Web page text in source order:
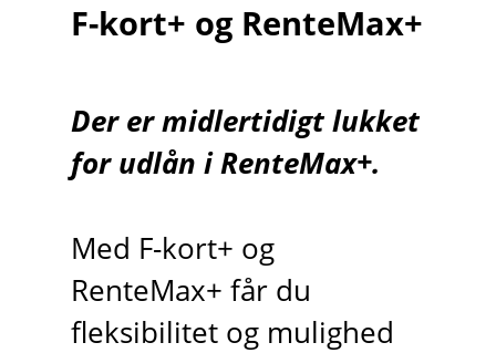
F-kort+ og RenteMax+
Der er midlertidigt lukket
for udlån i RenteMax+.
Med F-kort+ og
RenteMax+ får du
fleksibilitet og mulighed